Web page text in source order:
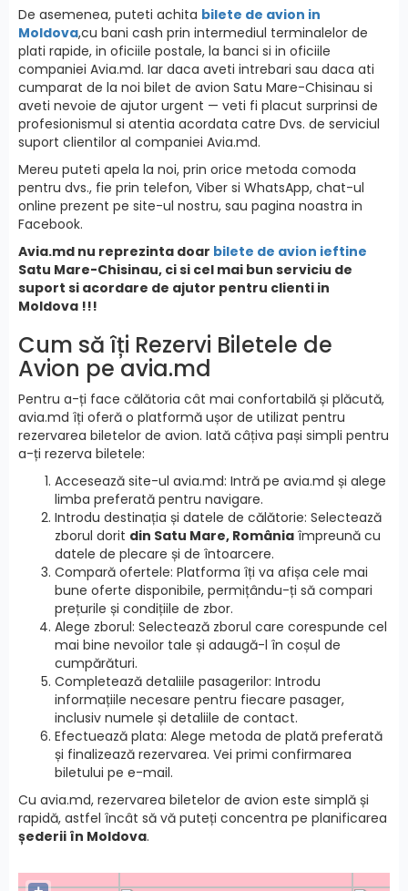
De asemenea, puteti achita bilete de avion in
Moldova,cu bani cash prin intermediul terminalelor de
plati rapide, in oficiile postale, la banci si in oficiile
companiei Avia.md. Iar daca aveti intrebari sau daca ati
cumparat de la noi bilet de avion Satu Mare-Chisinau si
aveti nevoie de ajutor urgent — veti fi placut surprinsi de
profesionismul si atentia acordata catre Dvs. de serviciul
suport clientilor al companiei Avia.md.
Mereu puteti apela la noi, prin orice metoda comoda
pentru dvs., fie prin telefon, Viber si WhatsApp, chat-ul
online prezent pe site-ul nostru, sau pagina noastra in
Facebook.
Avia.md nu reprezinta doar bilete de avion ieftine
Satu Mare-Chisinau, ci si cel mai bun serviciu de
suport si acordare de ajutor pentru clienti in
Moldova !!!
Cum să îți Rezervi Biletele de
Avion pe avia.md
Pentru a-ți face călătoria cât mai confortabilă și plăcută,
avia.md îți oferă o platformă ușor de utilizat pentru
rezervarea biletelor de avion. Iată câțiva pași simpli pentru
a-ți rezerva biletele:
Accesează site-ul avia.md: Intră pe avia.md și alege
limba preferată pentru navigare.
Introdu destinația și datele de călătorie: Selectează
zborul dorit din Satu Mare, România împreună cu
datele de plecare și de întoarcere.
Compară ofertele: Platforma îți va afișa cele mai
bune oferte disponibile, permițându-ți să compari
prețurile și condițiile de zbor.
Alege zborul: Selectează zborul care corespunde cel
mai bine nevoilor tale și adaugă-l în coșul de
cumpărături.
Completează detaliile pasagerilor: Introdu
informațiile necesare pentru fiecare pasager,
inclusiv numele și detaliile de contact.
Efectuează plata: Alege metoda de plată preferată
și finalizează rezervarea. Vei primi confirmarea
biletului pe e-mail.
Cu avia.md, rezervarea biletelor de avion este simplă și
rapidă, astfel încât să vă puteți concentra pe planificarea
șederii în Moldova.